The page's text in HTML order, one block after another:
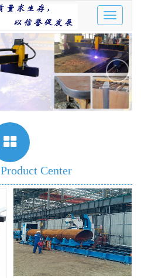
Toggle
›
Product Center